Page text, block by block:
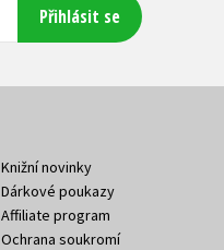
Přihlásit se
Knižní novinky
Dárkové poukazy
Affiliate program
Ochrana soukromí